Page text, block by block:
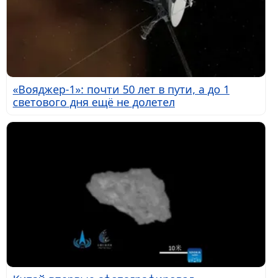
«Вояджер-1»: почти 50 лет в пути, а до 1
светового дня ещё не долетел